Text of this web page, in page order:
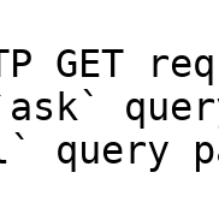
GET
query